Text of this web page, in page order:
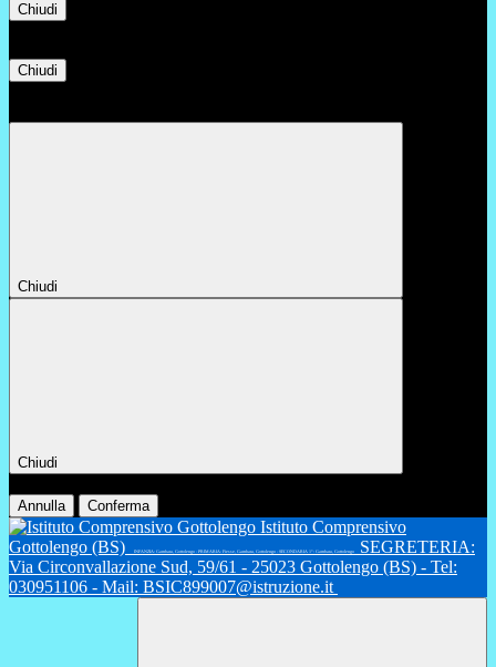
Chiudi
Chiudi
Chiudi
Chiudi
Annulla Conferma
Istituto Comprensivo
Gottolengo (BS)
INFANZIA: Gambara, Gottolengo - PRIMARIA: Fiesse, Gambara, Gottolengo - SECONDARIA 1°: Gambara, Gottolengo
SEGRETERIA:
Via Circonvallazione Sud, 59/61 - 25023 Gottolengo (BS) - Tel:
030951106 - Mail: BSIC899007@istruzione.it